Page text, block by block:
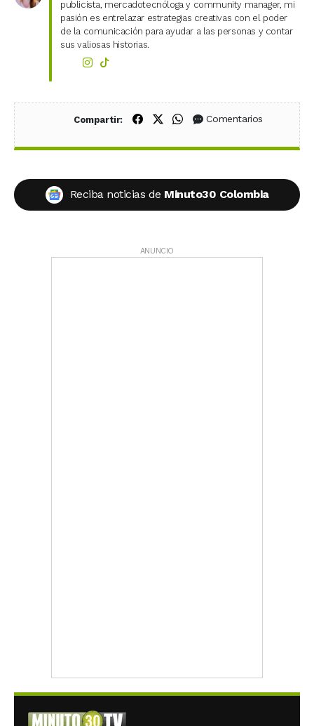
publicista, mercadotecnóloga y community manager, mi
pasión es entrelazar estrategias creativas con el poder
de la comunicación para ayudar a las personas y contar
sus valiosas historias.
Compartir: Compartir en Facebook
Compartir en X (Twitter)
Compartir en WhatsApp
Comentarios
Reciba noticias de Minuto30 Colombia
ANUNCIO